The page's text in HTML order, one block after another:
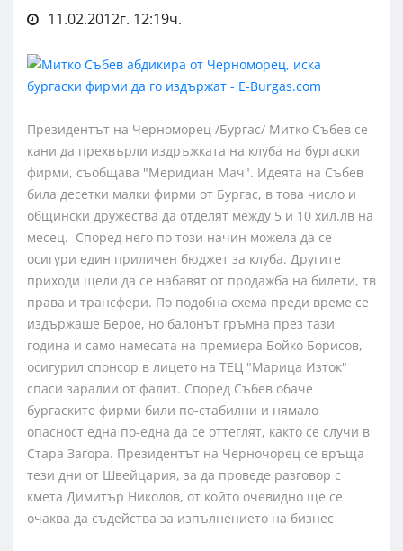
11.02.2012г. 12:19ч.
Президентът на Черноморец /Бургас/ Митко Събев се
кани да прехвърли издръжката на клуба на бургаски
фирми, съобщава "Меридиан Мач". Идеята на Събев
била десетки малки фирми от Бургас, в това число и
общински дружества да отделят между 5 и 10 хил.лв на
месец. Според него по този начин можела да се
осигури един приличен бюджет за клуба. Другите
приходи щели да се набавят от продажба на билети, тв
права и трансфери. По подобна схема преди време се
издържаше Берое, но балонът гръмна през тази
година и само намесата на премиера Бойко Борисов,
осигурил спонсор в лицето на ТЕЦ "Марица Изток"
спаси заралии от фалит. Според Събев обаче
бургаските фирми били по-стабилни и нямало
опасност една по-една да се оттеглят, както се случи в
Стара Загора. Президентът на Черночорец се връща
тези дни от Швейцария, за да проведе разговор с
кмета Димитър Николов, от който очевидно ще се
очаква да съдейства за изпълнението на бизнес